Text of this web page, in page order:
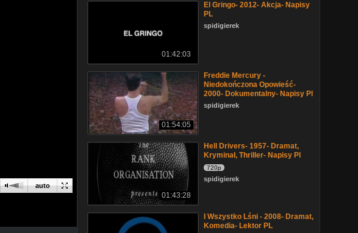
auto
01:42:03
El Gringo- 2012- Akcja- Napisy
PL
spidigierek
01:54:05
Freddie Mercury -
Niedokończona Opowieść-
2000- Dokumentalny- Napisy Pl
spidigierek
01:43:28
Hell Drivers- 1957- Dramat,
Kryminał, Thriller- Napisy Pl
720p
spidigierek
I Wszystko Lśni - 2008- Dramat,
Komedia- Lektor PL